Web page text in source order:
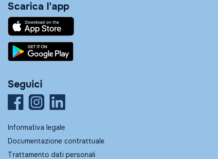
Scarica l'app
Seguici
Informativa legale
Documentazione contrattuale
Trattamento dati personali